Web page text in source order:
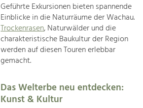
Geführte Exkursionen bieten spannende
Einblicke in die Naturräume der Wachau.
Trockenrasen, Naturwälder und die
charakteristische Baukultur der Region
werden auf diesen Touren erlebbar
gemacht.
Das Welterbe neu entdecken:
Kunst & Kultur